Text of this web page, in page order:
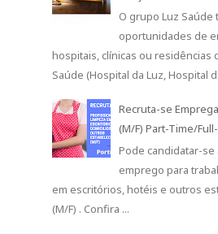
O grupo Luz Saúde
oportunidades de
hospitais, clínicas ou residências
Saúde (Hospital da Luz, Hospital
Recruta-se
(M/F) Part-Time/
Pode candidatar-
emprego para
em escritórios, hotéis e outros
(M/F) . Confira ...